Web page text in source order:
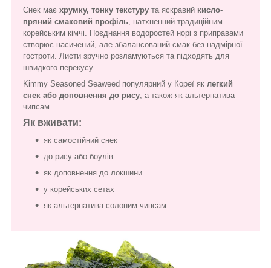
Снек має хрумку, тонку текстуру та яскравий кисло-
пряний смаковий профіль , натхненний традиційним
корейським кімчі. Поєднання водоростей норі з приправами
створює насичений, але збалансований смак без надмірної
гостроти. Листи зручно розламуються та підходять для
швидкого перекусу.
Kimmy Seasoned Seaweed популярний у Кореї як легкий
снек або доповнення до рису , а також як альтернатива
чипсам.
Як вживати:
як самостійний снек
до рису або боулів
як доповнення до локшини
у корейських сетах
як альтернатива солоним чипсам